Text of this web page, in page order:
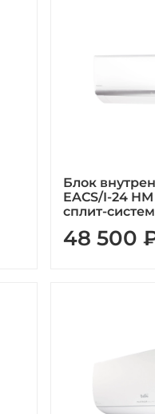
Блок
EACS/I-24
сплит-
48 500